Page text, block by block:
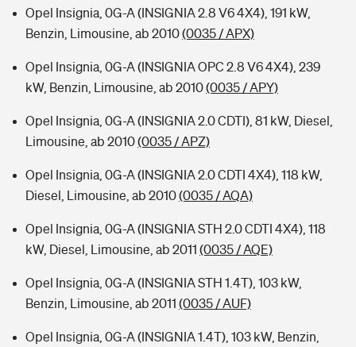
Opel Insignia, 0G-A (INSIGNIA 2.8 V6 4X4), 191 kW,
Benzin, Limousine, ab 2010(0035 / APX)
Opel Insignia, 0G-A (INSIGNIA OPC 2.8 V6 4X4), 239
kW, Benzin, Limousine, ab 2010(0035 / APY)
Opel Insignia, 0G-A (INSIGNIA 2.0 CDTI), 81 kW, Diesel,
Limousine, ab 2010(0035 / APZ)
Opel Insignia, 0G-A (INSIGNIA 2.0 CDTI 4X4), 118 kW,
Diesel, Limousine, ab 2010(0035 / AQA)
Opel Insignia, 0G-A (INSIGNIA STH 2.0 CDTI 4X4), 118
kW, Diesel, Limousine, ab 2011 (0035 / AQE)
Opel Insignia, 0G-A (INSIGNIA STH 1.4T), 103 kW,
Benzin, Limousine, ab 2011 (0035 / AUF)
Opel Insignia, 0G-A (INSIGNIA 1.4T), 103 kW, Benzin,